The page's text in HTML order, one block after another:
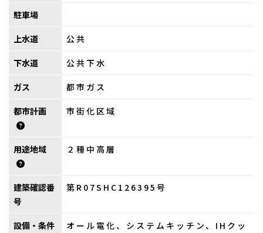
駐車場
上水道 公共
下水道 公共下水
ガス 都市ガス
都市計画 市街化区域
用途地域 ２種中高層
建築確認番
号
第R07SHC126395号
設備・条件
オール電化、システムキッチン、IHクッ